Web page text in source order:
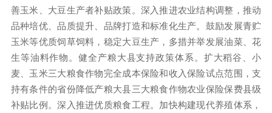
善玉米、大豆生产者补贴政策。深入推进农业结构调整，推动
品种培优、品质提升、品牌打造和标准化生产。鼓励发展青贮
玉米等优质饲草饲料，稳定大豆生产，多措并举发展油菜、花
生等油料作物。健全产粮大县支持政策体系。扩大稻谷、小
麦、玉米三大粮食作物完全成本保险和收入保险试点范围，支
持有条件的省份降低产粮大县三大粮食作物农业保险保费县级
补贴比例。深入推进优质粮食工程。加快构建现代养殖体系，